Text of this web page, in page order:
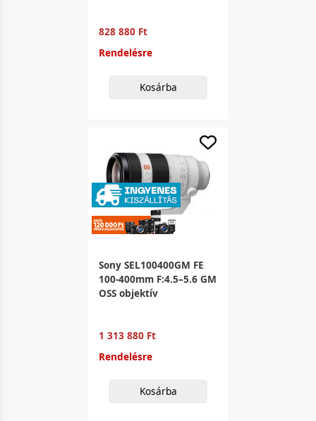
828 880 Ft
Rendelésre
Kosárba
Sony SEL100400GM FE
100-400mm F:4.5–5.6 GM
OSS objektív
1 313 880 Ft
Rendelésre
Kosárba